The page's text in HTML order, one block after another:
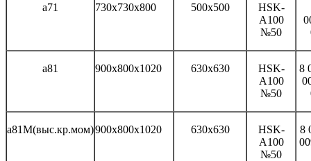
а71 730x730x800 500x500
HSK-
A100
№50
а81 900x800x1020 630x630
HSK-
A100
№50
8
а81М(выс.кр.мом)900x800x1020 630x630
HSK-
A100
№50
8